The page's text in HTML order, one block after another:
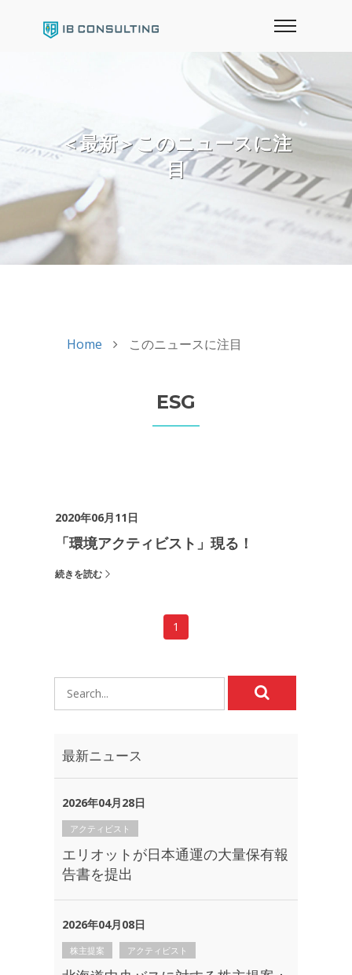
＜最新＞このニュースに注
目
Home このニュースに注目
ESG
2020年06月11日
「環境アクティビスト」現る！
続きを読む
1
最新ニュース
2026年04月28日
アクティビスト
エリオットが日本通運の大量保有報
告書を提出
2026年04月08日
株主提案 アクティビスト